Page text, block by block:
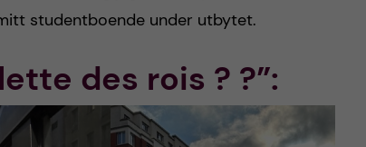
studentboende under utbytet.
des rois ? ?”: